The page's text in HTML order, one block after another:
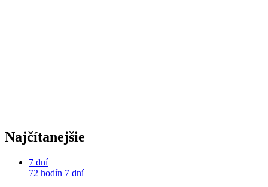
Najčítanejšie
7 dní
72 hodín 7 dní